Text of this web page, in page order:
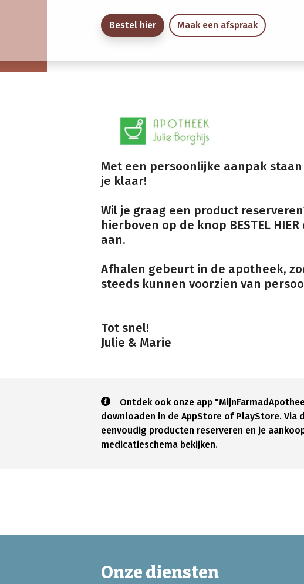
Bestel hier Maak een afspraak
Met een persoonlijke aanpak
je klaar!
Wil je graag een product
hierboven op de knop BESTEL
aan.
Afhalen gebeurt in de apotheek,
steeds kunnen voorzien van
Tot snel!
Ontdek ook onze app
downloaden in de AppStore of PlayStore. Via
eenvoudig producten reserveren en je
medicatieschema bekijken.
Onze diensten